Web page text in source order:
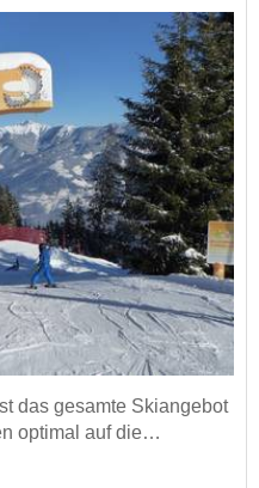
das gesamte Skiangebot
optimal auf die…